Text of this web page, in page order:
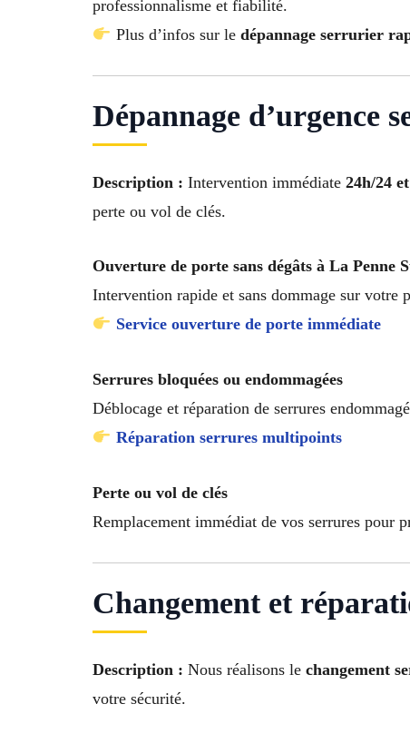
professionnalisme et fiabilité.
Plus d’infos sur le dépannage serrurier
Dépannage d’urgence
Description : Intervention immédiate 24h/24
perte ou vol de clés.
Ouverture de porte sans dégâts à La Penne
Intervention rapide et sans dommage sur votre
Service ouverture de porte immédiate
Serrures bloquées ou endommagées
Déblocage et réparation de serrures
Réparation serrures multipoints
Perte ou vol de clés
Remplacement immédiat de vos serrures pour
Changement et
Description : Nous réalisons le changement
votre sécurité.